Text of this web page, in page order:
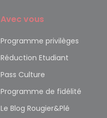
Avec vous
Programme privilèges
Réduction Etudiant
Pass Culture
Programme de fidélité
Le Blog Rougier&Plé